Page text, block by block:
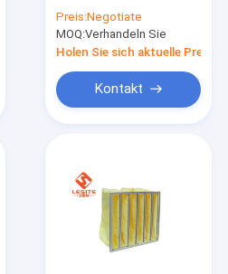
Filter für Klimaanlage
Preis:Negotiate
MOQ:Verhandeln Sie
Holen Sie sich aktuelle Preis
Kontakt